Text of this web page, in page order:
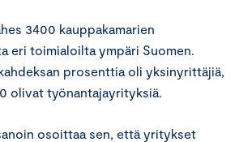
3400 kauppakamarien
eri toimialoilta ympäri Suomen.
prosenttia oli yksinyrittäjiä,
olivat työnantajayrityksiä.
osoittaa sen, että yritykset